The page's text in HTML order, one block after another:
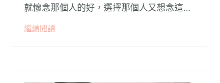
就懷念那個人的好，選擇那個人又想念這個
繼續閱讀